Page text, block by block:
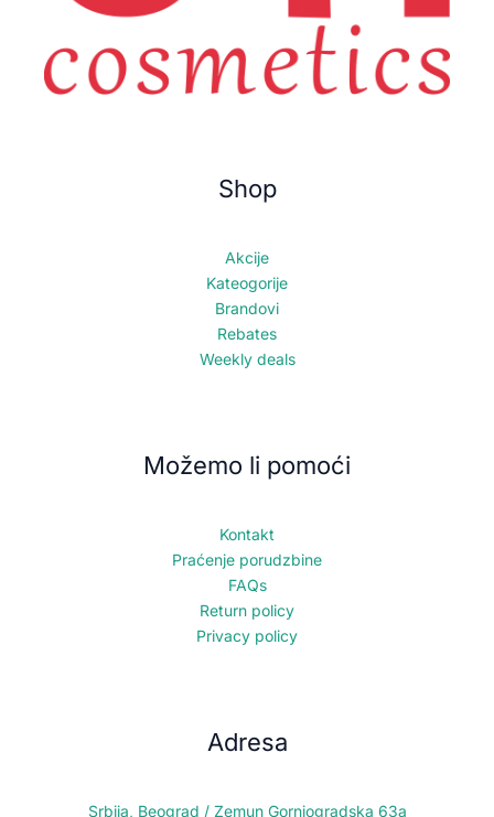
Shop
Akcije
Kateogorije
Brandovi
Rebates
Weekly deals
Možemo li pomoći
Kontakt
Praćenje porudzbine
FAQs
Return policy
Privacy policy
Adresa
Srbija, Beograd / Zemun Gornjogradska 63a